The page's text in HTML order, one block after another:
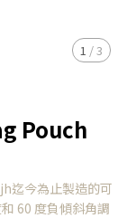
1 /3
Pouch
迄今為止製造的可
60 度負傾斜角調